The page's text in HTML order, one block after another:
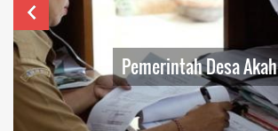
Pemerintah Desa Akah